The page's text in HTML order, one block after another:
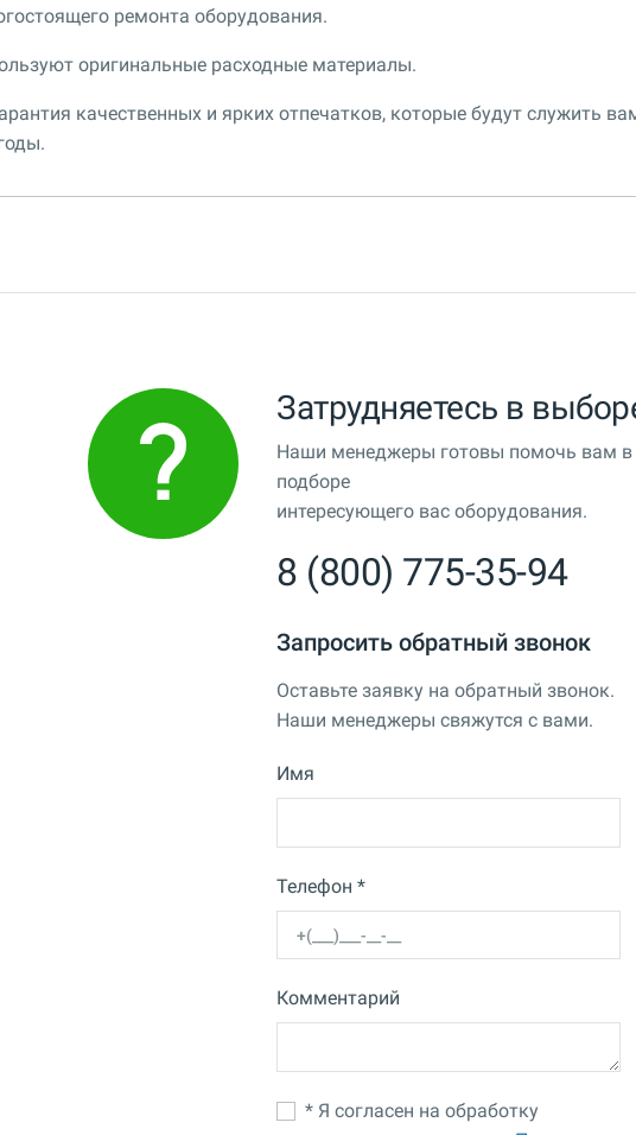
ремонта оборудования.
оригинальные расходные материалы.
качественных и ярких отпечатков, которые будут служить
Затрудняетесь в
Наши менеджеры готовы помочь вам в
подборе
интересующего вас оборудования.
8 (800) 775-35-94
Запросить обратный звонок
Оставьте заявку на обратный звонок.
Наши менеджеры свяжутся с вами.
Имя
Телефон *
Комментарий
* Я согласен на обработку